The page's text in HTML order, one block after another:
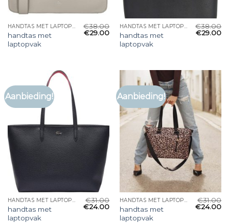
HANDTAS MET LAPTOPVAK
handtas met
laptopvak
€38.00
€29.00
HANDTAS MET LAPTOPVAK
handtas met
laptopvak
€38.00
€29.00
Aanbieding!
HANDTAS MET LAPTOPVAK
handtas met
laptopvak
€31.00
€24.00
Aanbieding!
HANDTAS MET LAPTOPVAK
handtas met
laptopvak
€31.00
€24.00